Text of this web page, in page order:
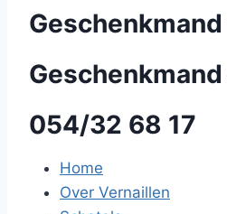
054/32 68 17
Home
Over Vernaillen